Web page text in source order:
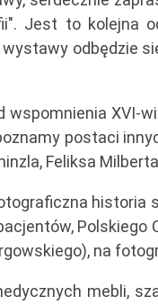
Jest to kolejna
odbędzie
XVI-
postaci
Feliksa
historia
Polskiego
na
mebli,